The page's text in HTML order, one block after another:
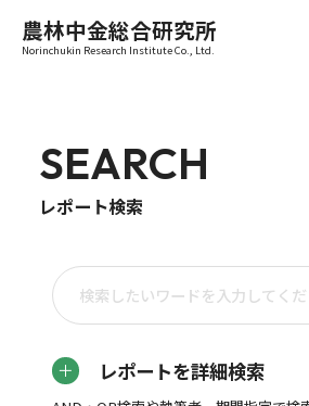
農林中金総合研究所
Norinchukin Research Institute Co., Ltd.
SEARCH
レポート検索
レポートを詳細検索